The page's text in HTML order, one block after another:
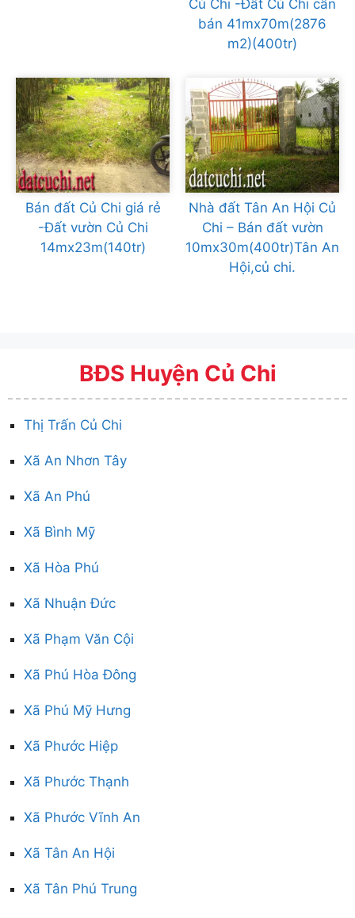
Củ Chi -Đất Củ Chi cần
bán 41mx70m(2876
m2)(400tr)
Bán đất Củ Chi giá rẻ
-Đất vườn Củ Chi
14mx23m(140tr)
Nhà đất Tân An Hội Củ
Chi – Bán đất vườn
10mx30m(400tr)Tân An
Hội,củ chi.
BĐS Huyện Củ Chi
Thị Trấn Củ Chi
Xã An Nhơn Tây
Xã An Phú
Xã Bình Mỹ
Xã Hòa Phú
Xã Nhuận Đức
Xã Phạm Văn Cội
Xã Phú Hòa Đông
Xã Phú Mỹ Hưng
Xã Phước Hiệp
Xã Phước Thạnh
Xã Phước Vĩnh An
Xã Tân An Hội
Xã Tân Phú Trung